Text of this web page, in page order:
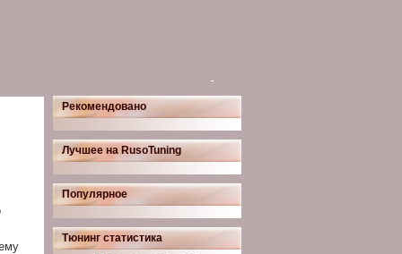
Рекомендовано
Лучшее на RusoTuning
Популярное
Тюнинг статистика